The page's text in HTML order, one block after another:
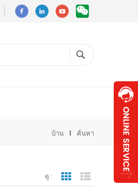
บ้าน ค้นหา
ดู : มุมมองตารางมุมมองรายการ